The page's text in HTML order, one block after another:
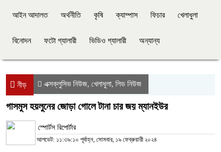
আইন আদালত অর্থনীতি কৃষি ক্যাম্পাস ফিচার খেলাধুলা
বিনোদন ফটো গ্যালারী ভিডিও গ্যালারী অন্যান্য
নীড় এক্সক্লুসিভ নিউজ, খেলাধুলা, লিড নিউজ
গাসমুস হয়লুনের জোড়া গোলে টানা চার জয় ম্যানইউর
স্পোর্টস রিপোর্টার
আপডেট: ১১:৩৯:১০ পূর্বাহ্ন, সোমবার, ১৯ ফেব্রুয়ারী ২০২৪